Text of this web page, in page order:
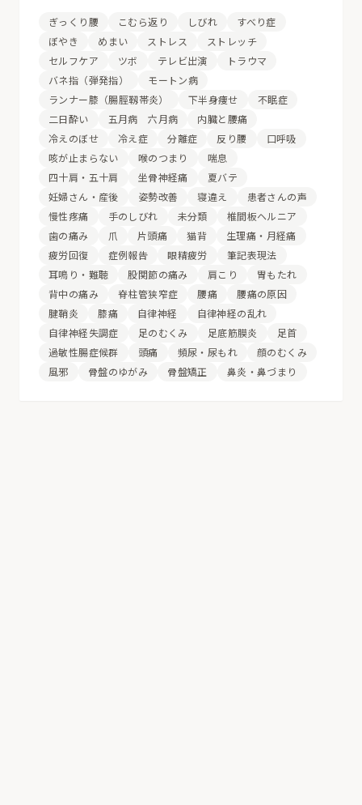
ぎっくり腰 こむら返り しびれ
すべり症
ぼやき
めまい ストレス
ストレッチ
セルフケア
ツボ テレビ出演
トラウマ
バネ指（弾発指）
モートン病
ランナー膝（腸脛靱帯炎）
下半身痩せ
不眠症
二日酔い
五月病 六月病
内臓と腰痛
冷えのぼせ
冷え症 分離症 反り腰
口呼吸
咳が止まらない
喉のつまり
喘息
四十肩・五十肩
坐骨神経痛
夏バテ
妊婦さん・産後
姿勢改善 寝違え
患者さんの声
慢性疼痛
手のしびれ 未分類
椎間板ヘルニア
歯の痛み
爪 片頭痛 猫背
生理痛・月経痛
疲労回復
症例報告 眼精疲労
筆記表現法
耳鳴り・難聴
股関節の痛み 肩こり
胃もたれ
背中の痛み
脊柱管狭窄症 腰痛
腰痛の原因
腱鞘炎
膝痛 自律神経
自律神経の乱れ
自律神経失調症
足のむくみ 足底筋膜炎
足首
過敏性腸症候群
頭痛 頻尿・尿もれ
顔のむくみ
風邪
骨盤のゆがみ 骨盤矯正 鼻炎・鼻づまり